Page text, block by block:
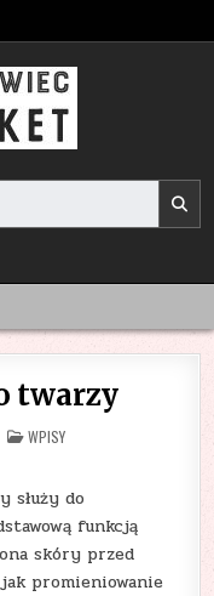
twarzy
POSTED
IN
WPISY
służy do
funkcją
skóry przed
promieniowanie